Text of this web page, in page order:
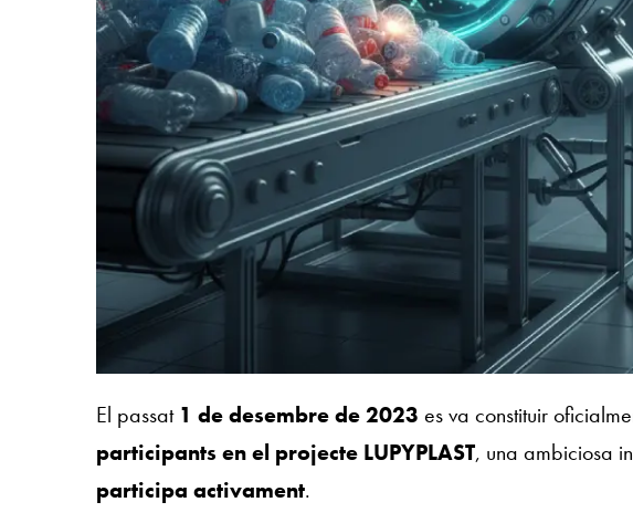
El passat 1 de desembre de 2023 es va constituir
participants en el projecte LUPYPLAST, una ambiciosa
participa activament.